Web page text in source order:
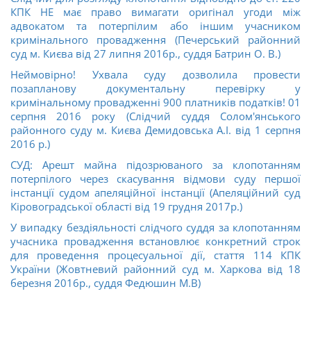
КПК НЕ має право вимагати оригінал угоди між
адвокатом та потерпілим або іншим учасником
кримінального провадження (Печерський районний
суд м. Києва від 27 липня 2016р., суддя Батрин О. В.)
Неймовірно! Ухвала суду дозволила провести
позапланову документальну перевірку у
кримінальному провадженні 900 платників податків! 01
серпня 2016 року (Слідчий суддя Солом'янського
районного суду м. Києва Демидовська А.І. від 1 серпня
2016 р.)
СУД: Арешт майна підозрюваного за клопотанням
потерпілого через скасування відмови суду першої
інстанції судом апеляційної інстанції (Апеляційний суд
Кіровоградської області від 19 грудня 2017р.)
У випадку бездіяльності слідчого суддя за клопотанням
учасника провадження встановлює конкретний строк
для проведення процесуальної дії, стаття 114 КПК
України (Жовтневий районний суд м. Харкова від 18
березня 2016р., суддя Федюшин М.В)